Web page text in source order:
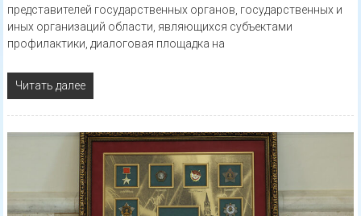
представителей государственных органов, государственных и
иных организаций области, являющихся субъектами
профилактики, диалоговая площадка на
Читать далее